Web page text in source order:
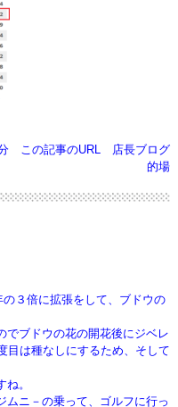
この記事のURL
店長ブログ
的場
３倍に拡張をして、ブドウの
ブドウの花の開花後にジベレ
目は種なしにするため、そして
。
ニ－の乗って、ゴルフに行っ